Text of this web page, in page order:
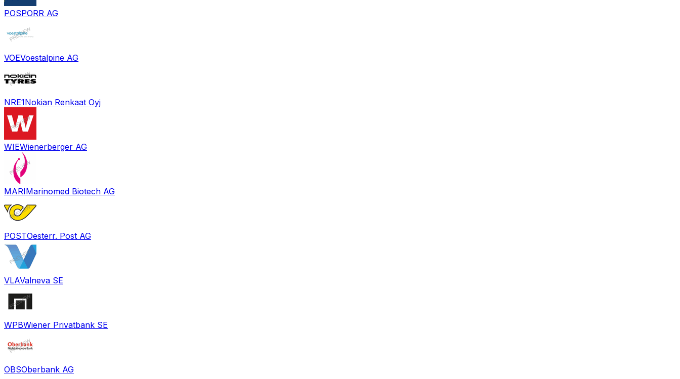
POSPORR AG
VOEVoestalpine AG
NRE1Nokian Renkaat Oyj
WIEWienerberger AG
MARIMarinomed Biotech AG
POSTOesterr. Post AG
VLAValneva SE
WPBWiener Privatbank SE
OBSOberbank AG